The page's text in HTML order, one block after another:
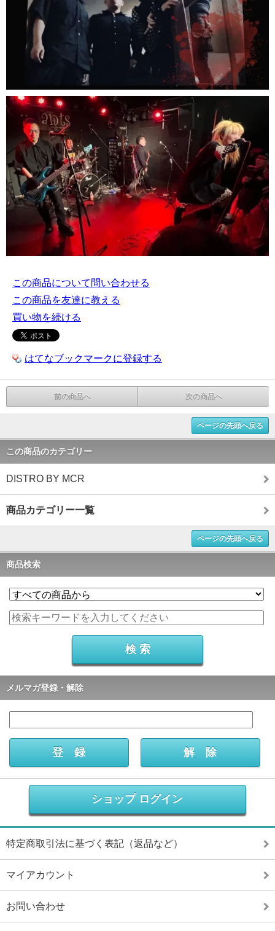
この商品について問い合わせる
この商品を友達に教える
買い物を続ける
はてなブックマークに登録する
前の商品へ 次の商品へ
ページの先頭へ戻る
この商品のカテゴリー
DISTRO BY MCR
商品カテゴリー一覧
ページの先頭へ戻る
商品検索
メルマガ登録・解除
ショップ ログイン
特定商取引法に基づく表記（返品など）
マイアカウント
お問い合わせ